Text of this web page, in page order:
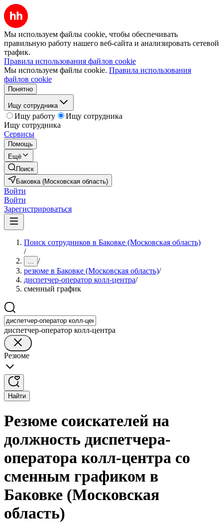
Мы используем файлы cookie, чтобы обеспечивать
правильную работу нашего веб-сайта и анализировать сетевой
трафик.
Правила использования файлов cookie
Мы используем файлы cookie. Правила использования
файлов cookie
Понятно
Ищу сотрудника
Ищу работу
Ищу сотрудника
Ищу сотрудника
Сервисы
Помощь
Ещё
Поиск
Баковка (Московская область)
Войти
Войти
Зарегистрироваться
Поиск сотрудников в Баковке (Московская область)
/
... /
резюме в Баковке (Московская область)/
диспетчер-оператор колл-центра/
сменный график
диспетчер-оператор колл-центра
Резюме
Найти
Резюме соискателей на
должность диспетчера-
оператора колл-центра со
сменным графиком в
Баковке (Московская
область)